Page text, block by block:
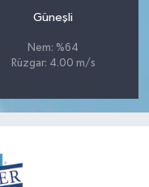
Güneşli
Nem: %64
Rüzgar: 4.00 m/s